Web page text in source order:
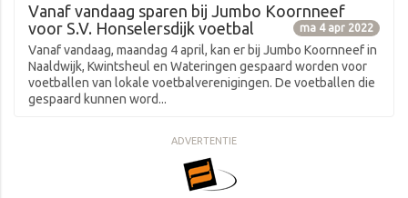
Vanaf vandaag sparen bij Jumbo Koornneef
voor S.V. Honselersdijk voetbal
ma 4 apr 2022
Vanaf vandaag, maandag 4 april, kan er bij Jumbo Koornneef in
Naaldwijk, Kwintsheul en Wateringen gespaard worden voor
voetballen van lokale voetbalverenigingen. De voetballen die
gespaard kunnen word...
ADVERTENTIE